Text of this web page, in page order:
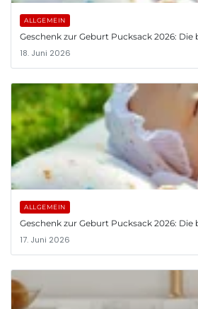
ALLGEMEIN
Geschenk zur Geburt Pucksack 2026:
18. Juni 2026
ALLGEMEIN
Geschenk zur Geburt Pucksack 2026:
17. Juni 2026